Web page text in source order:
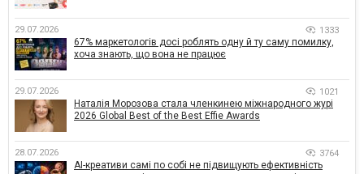
29.07.2026 1333
67% маркетологів досі роблять одну й ту саму помилку,
хоча знають, що вона не працює
29.07.2026 1021
Наталія Морозова стала членкинею міжнародного журі
2026 Global Best of the Best Effie Awards
28.07.2026 3764
AI-креативи самі по собі не підвищують ефективність